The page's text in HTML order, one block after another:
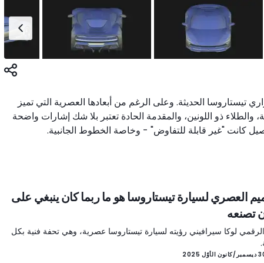
تيستاروسا الحديثة. وعلى الرغم من أبعادها العصرية التي تميز
ذو اللونين، والمقدمة الحادة تعتبر بلا شك إشارات واضحة
كانت "غير قابلة للتفاوض" - وخاصة الخطوط الجانبية.
العصري لسيارة تيستاروسا هو ما ربما كان ينبغي على
تصنعه
الرقمي لوكا سيرافيني رؤيته لسيارة تيستاروسا عصرية، وهي تحفة فنية بكل
الأوّل 2025